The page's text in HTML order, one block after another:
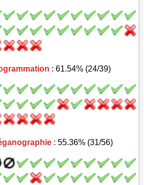
: 61.54% (24/39)
: 55.36% (31/56)